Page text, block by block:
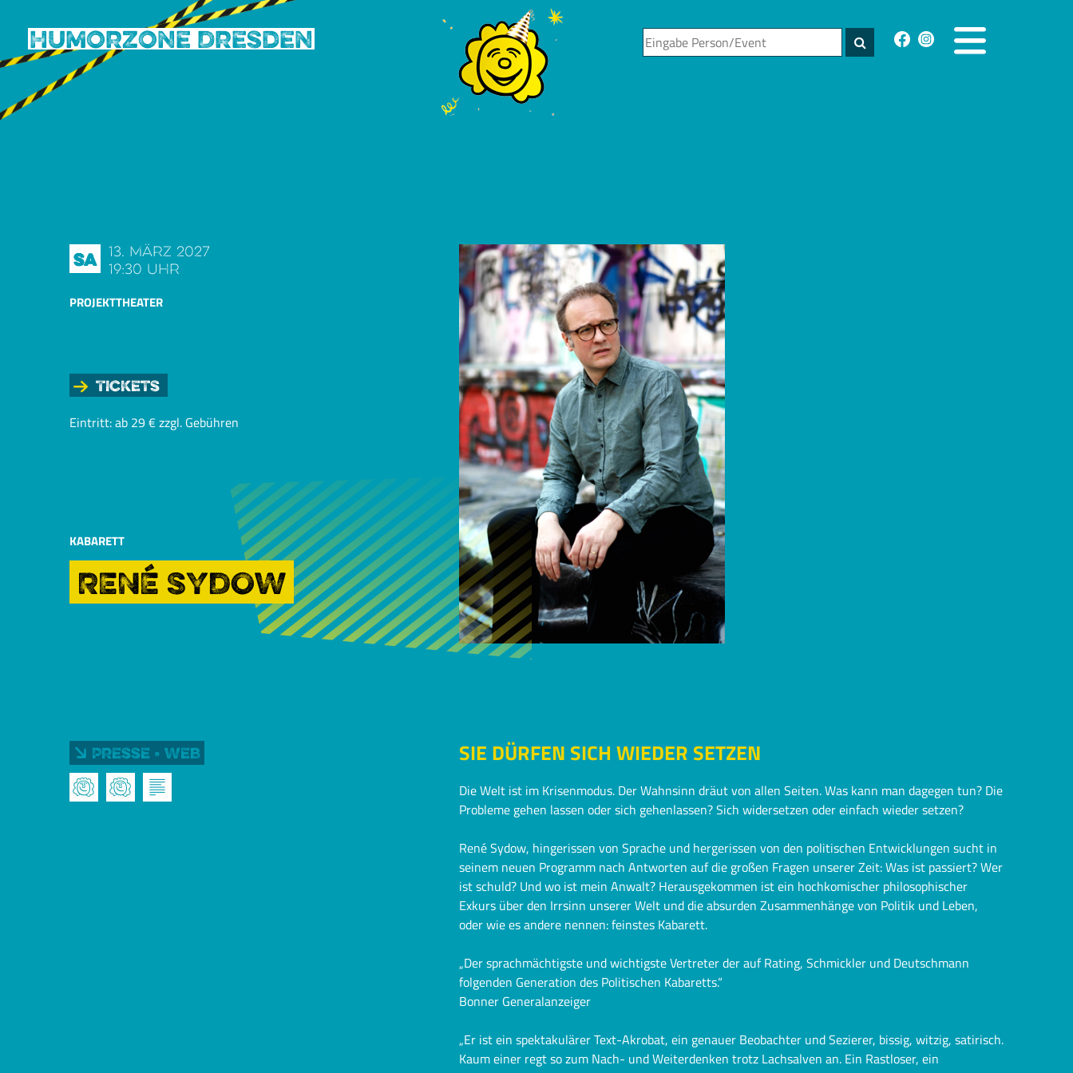
Humorzone Dresden
Sa
13. März 2027
19:30 Uhr
PROJEKTTHEATER
Tickets
Eintritt: ab 29 € zzgl. Gebühren
KABARETT
RENÉ SYDOW
Presse • Web SIE DÜRFEN SICH WIEDER SETZEN
Die Welt ist im Krisenmodus. Der Wahnsinn dräut von allen Seiten. Was kann man dagegen tun? Die
Probleme gehen lassen oder sich gehenlassen? Sich widersetzen oder einfach wieder setzen?
René Sydow, hingerissen von Sprache und hergerissen von den politischen Entwicklungen sucht in
seinem neuen Programm nach Antworten auf die großen Fragen unserer Zeit: Was ist passiert? Wer
ist schuld? Und wo ist mein Anwalt? Herausgekommen ist ein hochkomischer philosophischer
Exkurs über den Irrsinn unserer Welt und die absurden Zusammenhänge von Politik und Leben,
oder wie es andere nennen: feinstes Kabarett.
„Der sprachmächtigste und wichtigste Vertreter der auf Rating, Schmickler und Deutschmann
folgenden Generation des Politischen Kabaretts.“
Bonner Generalanzeiger
„Er ist ein spektakulärer Text-Akrobat, ein genauer Beobachter und Sezierer, bissig, witzig, satirisch.
Kaum einer regt so zum Nach- und Weiterdenken trotz Lachsalven an. Ein Rastloser, ein